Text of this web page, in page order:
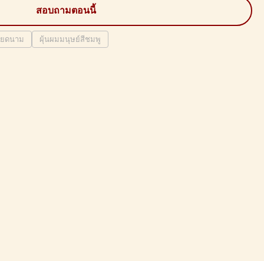
สอบถามตอนนี้
ดนาม ผุ้นผมมนุษย์สีชมพู